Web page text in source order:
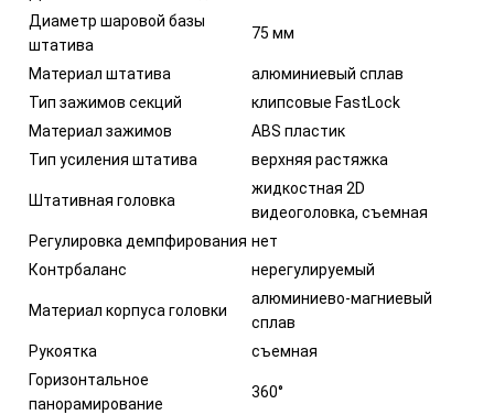
Диаметр шаровой базы
штатива
75 мм
Материал штатива
алюминиевый сплав
Тип зажимов секций
клипсовые FastLock
Материал зажимов
ABS пластик
Тип усиления штатива
верхняя растяжка
Штативная головка
жидкостная 2D
видеоголовка, съемная
Регулировка демпфирования нет
Контрбаланс
нерегулируемый
Материал корпуса головки
алюминиево-магниевый
сплав
Рукоятка
съемная
Горизонтальное
панорамирование
360°